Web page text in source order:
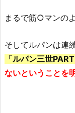
まるで筋○マンの
そしてルパンは連
「ルパン三世
ないということを